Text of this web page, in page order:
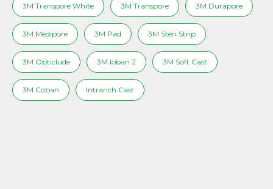
3M Transpore White 3M Transpore 3M Durapore
3M Medipore 3M Pad 3M Steri Strip
3M Opticlude 3M Ioban 2 3M Soft Cast
3M Coban Intrarich Cast